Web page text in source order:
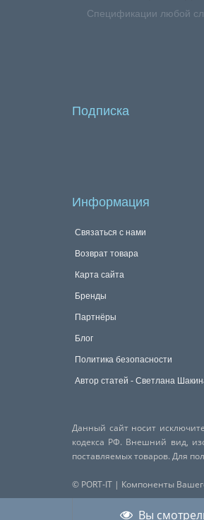
Спецификации любой
Подписка
Информация
Связаться с нами
Возврат товара
Карта сайта
Бренды
Партнёры
Блог
Политика безопасности
Автор статей - Светлана
Данный сайт носит
кодекса РФ. Внешний вид,
поставляемых товаров. Для
© PORT-IT | Компоненты
Вы